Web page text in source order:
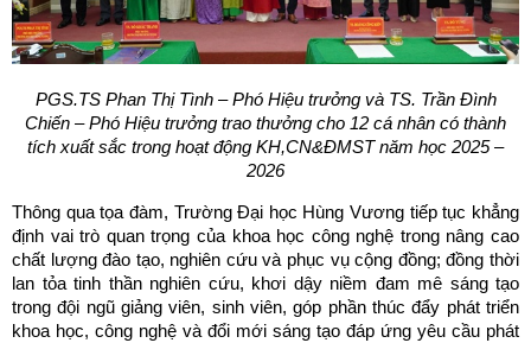
PGS.TS Phan Thị Tình – Phó Hiệu trưởng và TS. Trần Đình
Chiến – Phó Hiệu trưởng trao thưởng cho 12 cá nhân có thành
tích xuất sắc trong hoạt động KH,CN&ĐMST năm học 2025 –
2026
Thông qua tọa đàm, Trường Đại học Hùng Vương tiếp tục khẳng
định vai trò quan trọng của khoa học công nghệ trong nâng cao
chất lượng đào tạo, nghiên cứu và phục vụ cộng đồng; đồng thời
lan tỏa tinh thần nghiên cứu, khơi dậy niềm đam mê sáng tạo
trong đội ngũ giảng viên, sinh viên, góp phần thúc đẩy phát triển
khoa học, công nghệ và đổi mới sáng tạo đáp ứng yêu cầu phát